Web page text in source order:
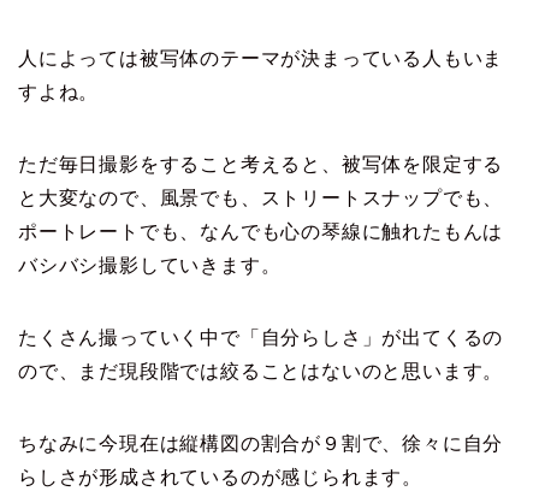
人によっては被写体のテーマが決まっている人もいま
すよね。
ただ毎日撮影をすること考えると、被写体を限定する
と大変なので、風景でも、ストリートスナップでも、
ポートレートでも、なんでも心の琴線に触れたもんは
バシバシ撮影していきます。
たくさん撮っていく中で「自分らしさ」が出てくるの
ので、まだ現段階では絞ることはないのと思います。
ちなみに今現在は縦構図の割合が９割で、徐々に自分
らしさが形成されているのが感じられます。